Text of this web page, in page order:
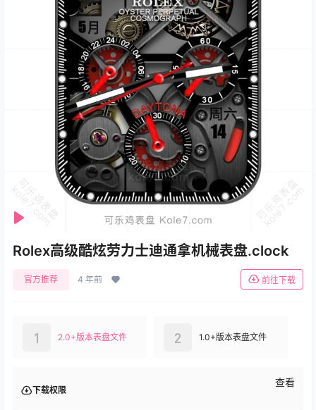
Rolex高级酷炫劳力士迪通拿机械表盘.clock
官方推荐 4 年前 前往下载
2.0+版本表盘文件
1 1.0+版本表盘文件
2
下载权限
查看